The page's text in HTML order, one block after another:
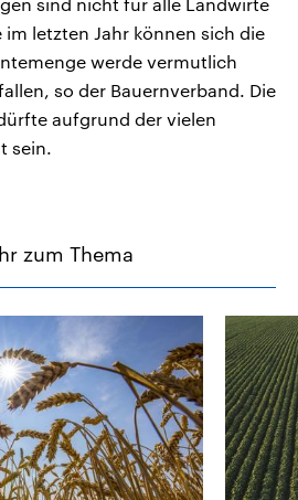
sind nicht für alle Landwirte
letzten Jahr können sich die
werde vermutlich
so der Bauernverband. Die
aufgrund der vielen
sein.
zum Thema